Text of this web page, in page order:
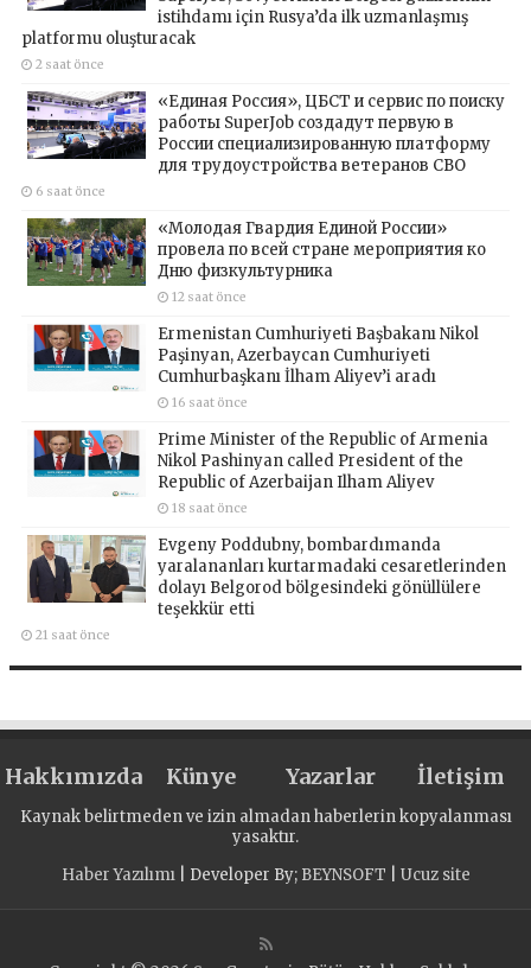
istihdamı için Rusya’da ilk uzmanlaşmış
platformu oluşturacak
2 saat önce
«Единая Россия», ЦБСТ и сервис по поиску
работы SuperJob создадут первую в
России специализированную платформу
для трудоустройства ветеранов СВО
6 saat önce
«Молодая Гвардия Единой России»
провела по всей стране мероприятия ко
Дню физкультурника
12 saat önce
Ermenistan Cumhuriyeti Başbakanı Nikol
Paşinyan, Azerbaycan Cumhuriyeti
Cumhurbaşkanı İlham Aliyev’i aradı
16 saat önce
Prime Minister of the Republic of Armenia
Nikol Pashinyan called President of the
Republic of Azerbaijan Ilham Aliyev
18 saat önce
Evgeny Poddubny, bombardımanda
yaralananları kurtarmadaki cesaretlerinden
dolayı Belgorod bölgesindeki gönüllülere
teşekkür etti
21 saat önce
Hakkımızda Künye Yazarlar İletişim
Kaynak belirtmeden ve izin almadan haberlerin kopyalanması
yasaktır.
Haber Yazılımı| Developer By; BEYNSOFT Ucuz site